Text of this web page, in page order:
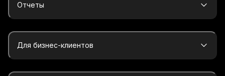
Отчеты
Для бизнес-клиентов